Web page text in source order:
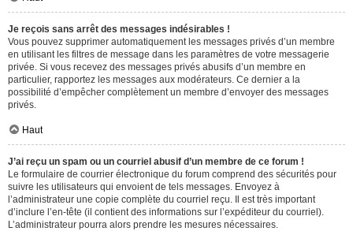
Je reçois sans arrêt des messages indésirables !
Vous pouvez supprimer automatiquement les messages privés d’un membre
en utilisant les filtres de message dans les paramètres de votre messagerie
privée. Si vous recevez des messages privés abusifs d’un membre en
particulier, rapportez les messages aux modérateurs. Ce dernier a la
possibilité d’empêcher complètement un membre d’envoyer des messages
privés.
Haut
J’ai reçu un spam ou un courriel abusif d’un membre de ce forum !
Le formulaire de courrier électronique du forum comprend des sécurités pour
suivre les utilisateurs qui envoient de tels messages. Envoyez à
l’administrateur une copie complète du courriel reçu. Il est très important
d’inclure l’en-tête (il contient des informations sur l’expéditeur du courriel).
L’administrateur pourra alors prendre les mesures nécessaires.